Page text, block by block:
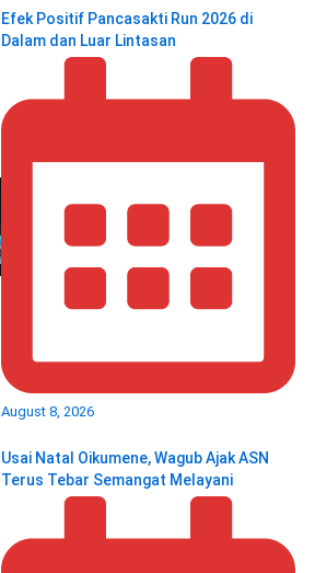
Efek Positif Pancasakti Run 2026 di
Dalam dan Luar Lintasan
August 8, 2026
Usai Natal Oikumene, Wagub Ajak ASN
Terus Tebar Semangat Melayani